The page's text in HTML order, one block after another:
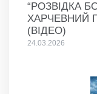
“РОЗВІДКА
ХАРЧЕВНИЙ
(ВІДЕО)
24.03.2026